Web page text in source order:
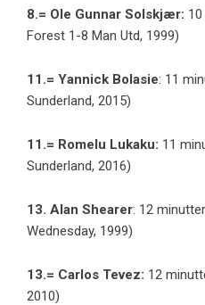
8.= Ole Gunnar Solskjær:
Forest 1-8 Man Utd, 1999)
11.= Yannick Bolasie: 11
Sunderland, 2015)
11.= Romelu Lukaku: 11
Sunderland, 2016)
13. Alan Shearer: 12
Wednesday, 1999)
13.= Carlos Tevez: 12
2010)